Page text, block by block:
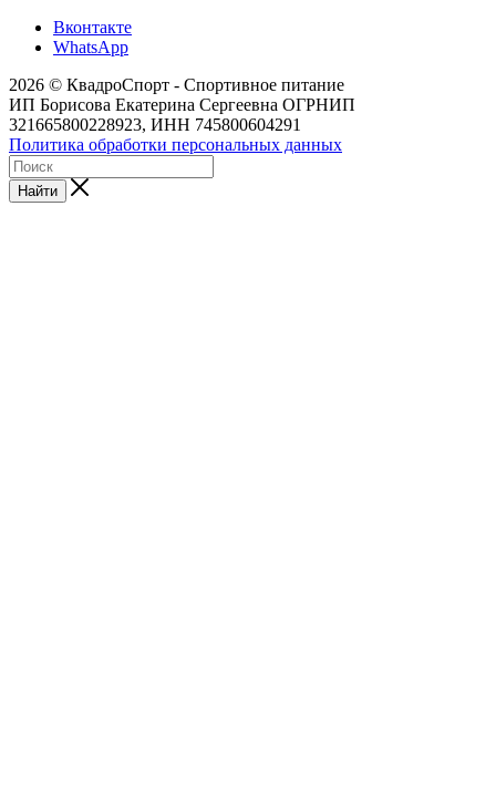
Вконтакте
WhatsApp
2026 © КвадроСпорт - Спортивное питание
ИП Борисова Екатерина Сергеевна ОГРНИП
321665800228923, ИНН 745800604291
Политика обработки персональных данных
Найти